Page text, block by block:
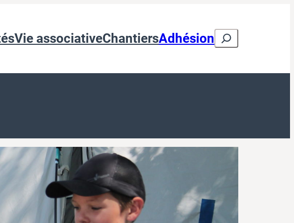
Vie associativeChantiersAdhésion Search